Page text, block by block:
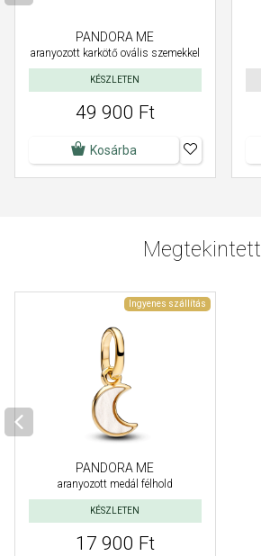
PANDORA ME
aranyozott karkötő ovális szemekkel
KÉSZLETEN
49 900 Ft
Kosárba
Megtekintett
Ingyenes szállítás
PANDORA ME
aranyozott medál félhold
KÉSZLETEN
17 900 Ft